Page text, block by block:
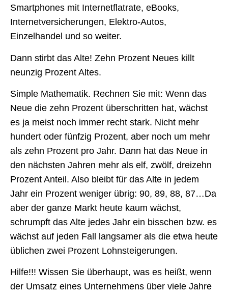
Smartphones mit Internetflatrate, eBooks,
Internetversicherungen, Elektro-Autos,
Einzelhandel und so weiter.
Dann stirbt das Alte! Zehn Prozent Neues killt
neunzig Prozent Altes.
Simple Mathematik. Rechnen Sie mit: Wenn das
Neue die zehn Prozent überschritten hat, wächst
es ja meist noch immer recht stark. Nicht mehr
hundert oder fünfzig Prozent, aber noch um mehr
als zehn Prozent pro Jahr. Dann hat das Neue in
den nächsten Jahren mehr als elf, zwölf, dreizehn
Prozent Anteil. Also bleibt für das Alte in jedem
Jahr ein Prozent weniger übrig: 90, 89, 88, 87…Da
aber der ganze Markt heute kaum wächst,
schrumpft das Alte jedes Jahr ein bisschen bzw. es
wächst auf jeden Fall langsamer als die etwa heute
üblichen zwei Prozent Lohnsteigerungen.
Hilfe!!! Wissen Sie überhaupt, was es heißt, wenn
der Umsatz eines Unternehmens über viele Jahre